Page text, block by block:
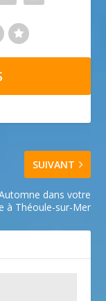
SUIVANT
dans votre
à Théoule-sur-Mer